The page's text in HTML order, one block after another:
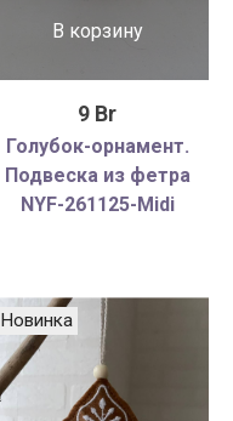
В корзину
9 Br
Голубок-орнамент.
Подвеска из фетра
NYF-261125-Midi
Новинка